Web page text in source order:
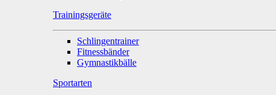
Trainingsgeräte
Schlingentrainer
Fitnessbänder
Gymnastikbälle
Sportarten